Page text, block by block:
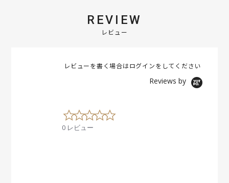
REVIEW
レビュー
レビューを書く場合はログイン をしてください
Reviews by
0
.
0 レビュー